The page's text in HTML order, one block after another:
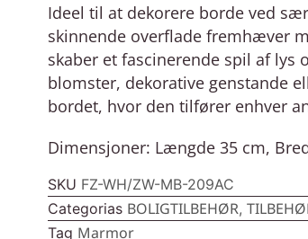
Ideel til at dekorere borde ved
skinnende overflade fremhæver
skaber et fascinerende spil af lys
blomster, dekorative genstande
bordet, hvor den tilfører enhver
Dimensjoner: Længde 35 cm,
SKU FZ-WH/ZW-MB-209AC
Categorias BOLIGTILBEHØR,
Tag Marmor